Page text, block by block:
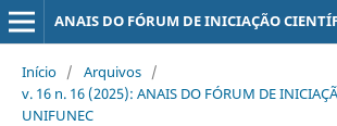
ANAIS DO FÓRUM DE INICIAÇÃO
Início / Arquivos /
v. 16 n. 16 (2025): ANAIS DO FÓRUM DE
UNIFUNEC